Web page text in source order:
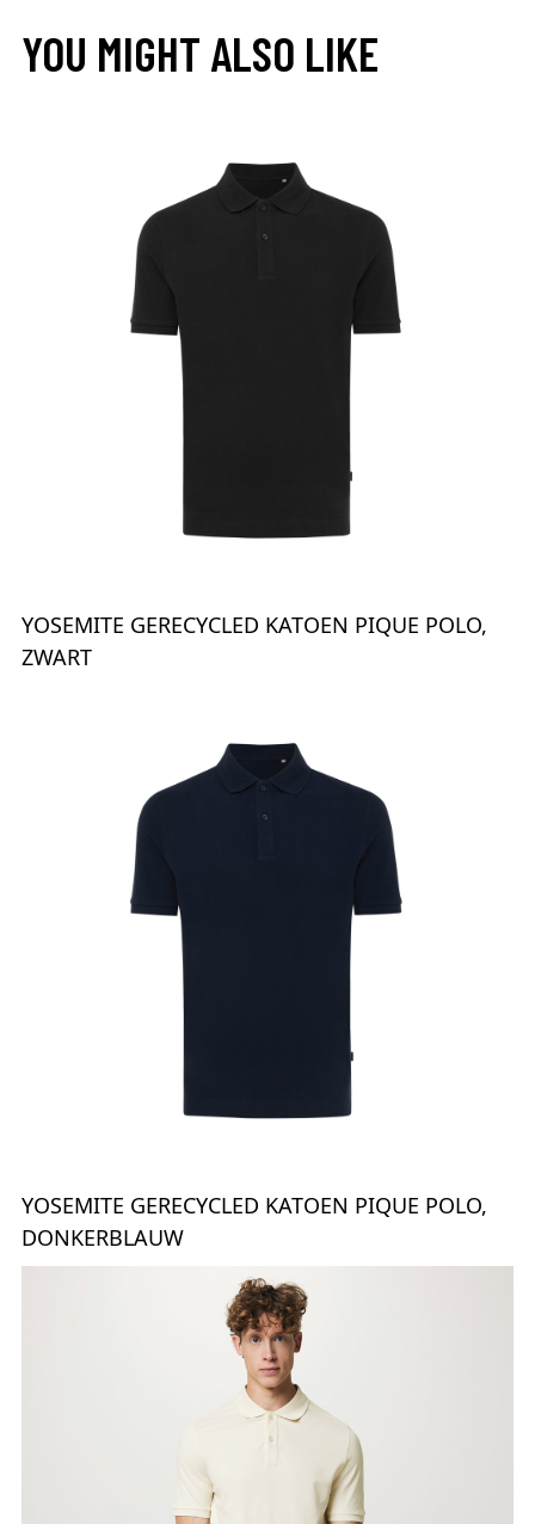
YOU MIGHT ALSO LIKE
YOSEMITE GERECYCLED KATOEN PIQUE POLO,
ZWART
YOSEMITE GERECYCLED KATOEN PIQUE POLO,
DONKERBLAUW